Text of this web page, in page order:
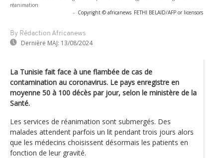
réanimation
- Copyright © africanews FETHI BELAID/AFP or licensors
By Rédaction Africanews
Dernière MAJ: 13/08/2024
La Tunisie fait face à une flambée de cas de
contamination au coronavirus. Le pays enregistre en
moyenne 50 à 100 décès par jour, selon le ministère de la
Santé.
Les services de réanimation sont submergés. Des
malades attendent parfois un lit pendant trois jours alors
que les médecins choisissent désormais les patients en
fonction de leur gravité.